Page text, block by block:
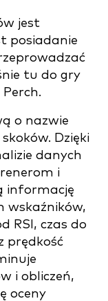
jest
posiadanie
tu do gry
o nazwie
Dzięki
danych
i
informację
wskaźników,
RSI, czas do
prędkość
i obliczeń,
oceny